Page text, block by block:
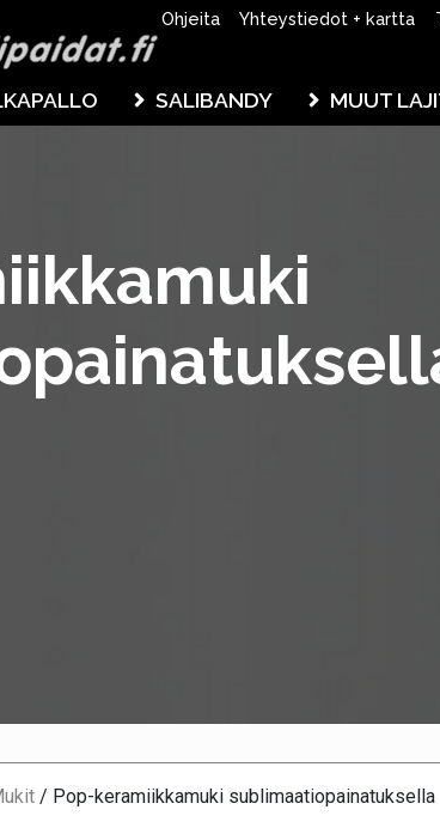
Ohjeita Yhteystiedot + kartta
SALIBANDY MUUT
/ Pop-keramiikkamuki sublimaatiopainatuksella